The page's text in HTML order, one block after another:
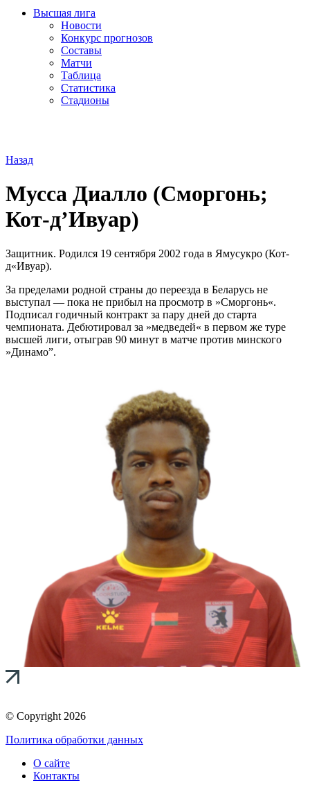
Высшая лига
Новости
Конкурс прогнозов
Составы
Матчи
Таблица
Статистика
Стадионы
Назад
Мусса Диалло (Сморгонь;
Кот-д’Ивуар)
Защитник. Родился 19 сентября 2002 года в Ямусукро (Кот-
д«Ивуар).
За пределами родной страны до переезда в Беларусь не
выступал — пока не прибыл на просмотр в »Сморгонь«.
Подписал годичный контракт за пару дней до старта
чемпионата. Дебютировал за »медведей« в первом же туре
высшей лиги, отыграв 90 минут в матче против минского
»Динамо”.
© Copyright 2026
Политика обработки данных
О сайте
Контакты